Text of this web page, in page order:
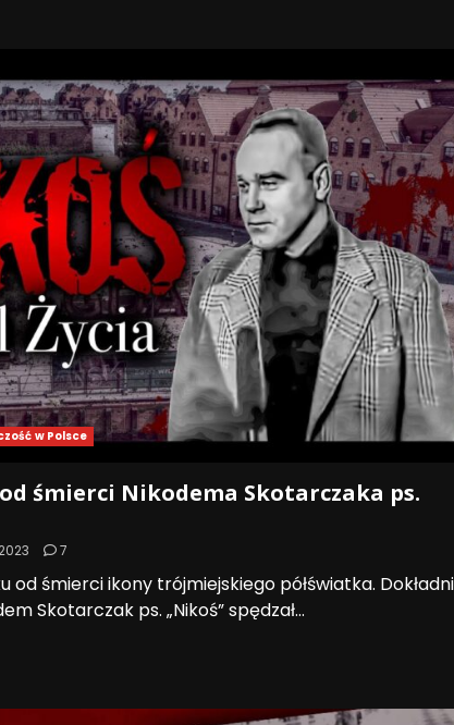
w Polsce
śmierci Nikodema Skotarczaka ps.
7
od śmierci ikony trójmiejskiego półświatka.
Skotarczak ps. „Nikoś” spędzał...